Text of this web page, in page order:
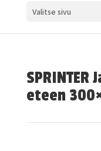
Valitse sivu
eteen